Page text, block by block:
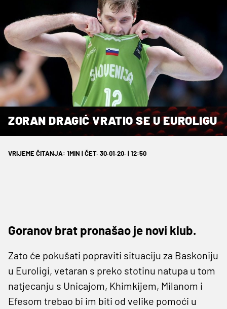
ZORAN DRAGIĆ VRATIO SE U EUROLIGU
VRIJEME ČITANJA: 1MIN | ČET. 30.01.20. | 12:50
Goranov brat pronašao je novi klub.
Zato će pokušati popraviti situaciju za Baskoniju
u Euroligi, vetaran s preko stotinu natupa u tom
natjecanju s Unicajom, Khimkijem, Milanom i
Efesom trebao bi im biti od velike pomoći u